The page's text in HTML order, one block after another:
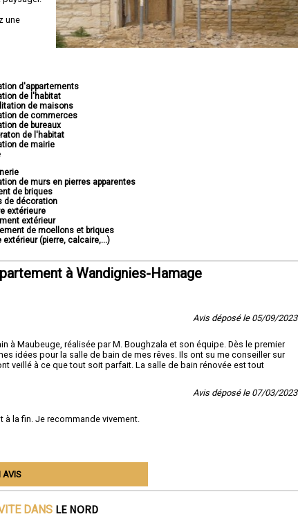
une
d'appartements
de l'habitat
de maisons
de commerces
de bureaux
de l'habitat
de mairie
de murs en pierres apparentes
de briques
de décoration
extérieure
extérieur
de moellons et briques
extérieur (pierre, calcaire,...)
à Wandignies-Hamage
Avis déposé le 05/09/2023
à Maubeuge, réalisée par M. Boughzala et son équipe. Dès le premier
idées pour la salle de bain de mes rêves. Ils ont su me conseiller sur
veillé à ce que tout soit parfait. La salle de bain rénovée est tout
Avis déposé le 07/03/2023
la fin. Je recommande vivement.
AVIS
DANS LE NORD